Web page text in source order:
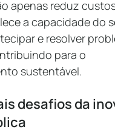
apenas reduz
a capacidade do
e resolver
para o
sustentável.
desafios da